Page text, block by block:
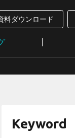
料ダウンロード
Keyword